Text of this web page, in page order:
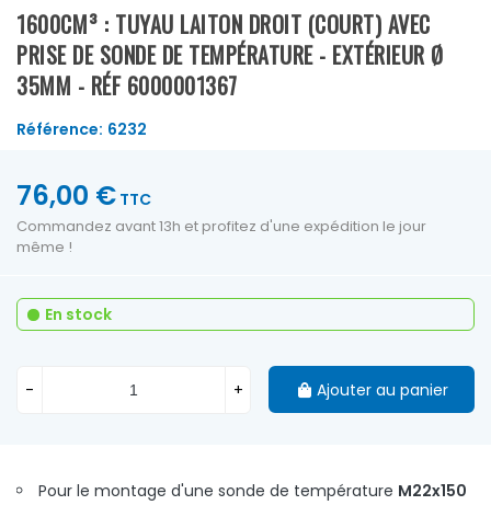
1600CM³ : TUYAU LAITON DROIT (COURT) AVEC
PRISE DE SONDE DE TEMPÉRATURE - EXTÉRIEUR Ø
35MM - RÉF 6000001367
Référence: 6232
Pour le montage d'une sonde de température M22x150
76,00 € TTC
Commandez avant 13h et profitez d'une expédition le jour
même !
En stock
- + Ajouter au panier